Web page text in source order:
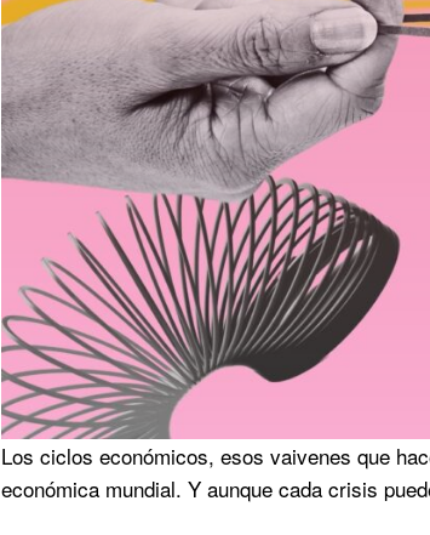
Los ciclos económicos, esos vaivenes que
económica mundial. Y aunque cada crisis